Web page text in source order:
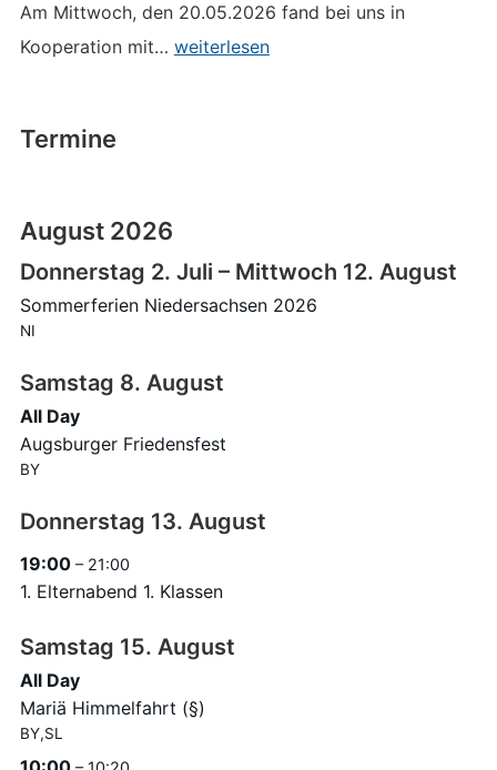
Am Mittwoch, den 20.05.2026 fand bei uns in
Kooperation mit… Lesung
weiterlesen
Termine
August 2026
Donnerstag 2. Juli – Mittwoch 12. August
Sommerferien Niedersachsen 2026
NI
Samstag 8. August
All Day
Augsburger Friedensfest
BY
Donnerstag 13. August
19:00 – 21:00
1. Elternabend 1. Klassen
Samstag 15. August
All Day
Mariä Himmelfahrt (§)
BY,SL